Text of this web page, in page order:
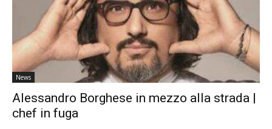
News
Alessandro Borghese in mezzo alla strada |
chef in fuga